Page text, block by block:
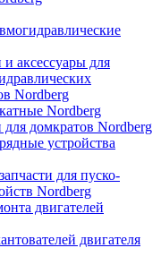
и аксессуары для
Nordberg
Nordberg
для домкратов Nordberg
устройства
для пуско-
Nordberg
двигателей
двигателя